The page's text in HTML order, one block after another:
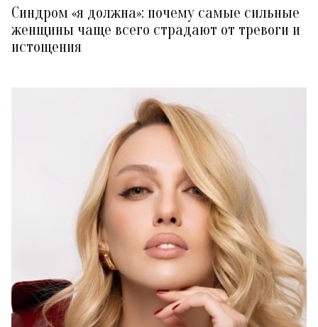
Синдром «я должна»: почему самые сильные
женщины чаще всего страдают от тревоги и
истощения